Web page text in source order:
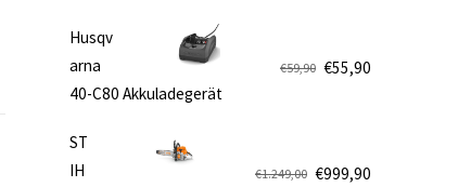
€159,00
€149,00.
Husqv
arna
40-C80 Akkuladegerät
€59,90
war:
€59,90
€55,90
ist:
€55,90.
ST
IH
€1.249,00 €999,90